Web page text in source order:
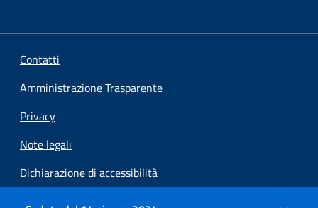
Contatti
Amministrazione Trasparente
Privacy
Note legali
Dichiarazione di accessibilità
Preferenze cookie